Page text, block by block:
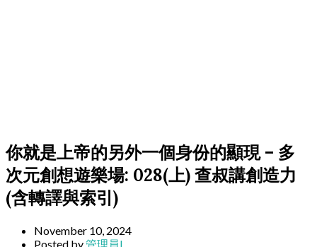
你就是上帝的另外一個身份的顯現 – 多
次元創想遊樂場: 028(上) 查叔講創造力
(含轉譯與索引)
November 10, 2024
Posted by管理員L